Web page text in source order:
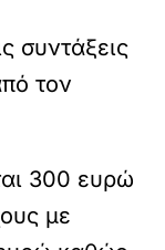
συντάξεις
τον
300 ευρώ
με